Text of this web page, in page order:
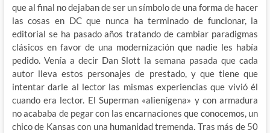
que al final no dejaban de ser un símbolo de una forma de hacer
las cosas en DC que nunca ha terminado de funcionar, la
editorial se ha pasadoaños tratando de cambiar paradigmas
clásicos en favor de una modernización que nadie les había
pedido. Venía a decir Dan Slott la semana pasada que cada
autor lleva estos personajes de prestado, y que tiene que
intentar darle al lector las mismas experiencias que vivió él
cuando era lector. El Superman «alienígena» y con armadura
no acababa de pegar con las encarnaciones que conocemos, un
chico de Kansas con una humanidad tremenda. Tras más de 50